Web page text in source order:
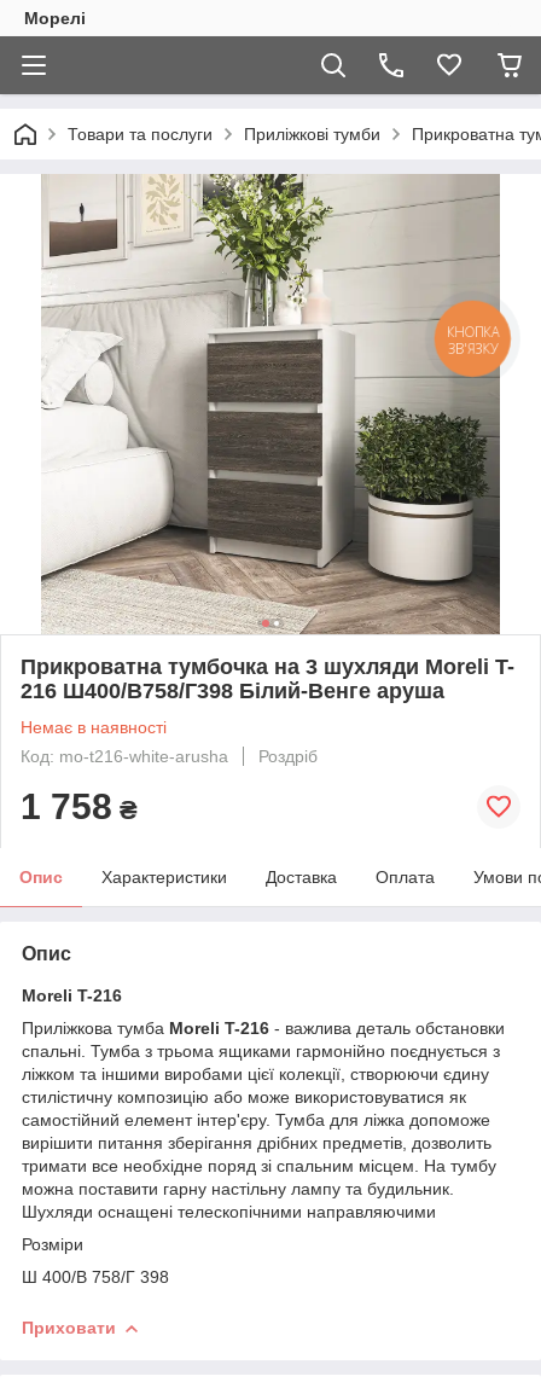
Морелі
Товари та послуги Приліжкові тумби Прикроватна
Прикроватна тумбочка на 3 шухляди Moreli T-
216 Ш400/В758/Г398 Білий-Венге аруша
Немає в наявності
Код: mo-t216-white-arusha
Роздріб
1 758 ₴
Опис Характеристики Доставка Оплата Умови
Опис
Moreli T-216
Приліжкова тумба Moreli T-216 - важлива деталь обстановки
спальні. Тумба з трьома ящиками гармонійно поєднується з
ліжком та іншими виробами цієї колекції, створюючи єдину
стилістичну композицію або може використовуватися як
самостійний елемент інтер'єру. Тумба для ліжка допоможе
вирішити питання зберігання дрібних предметів, дозволить
тримати все необхідне поряд зі спальним місцем. На тумбу
можна поставити гарну настільну лампу та будильник.
Шухляди оснащені телескопічними направляючими
Розміри
Ш 400/В 758/Г 398
Приховати
КНОПКА
ЗВ'ЯЗКУ